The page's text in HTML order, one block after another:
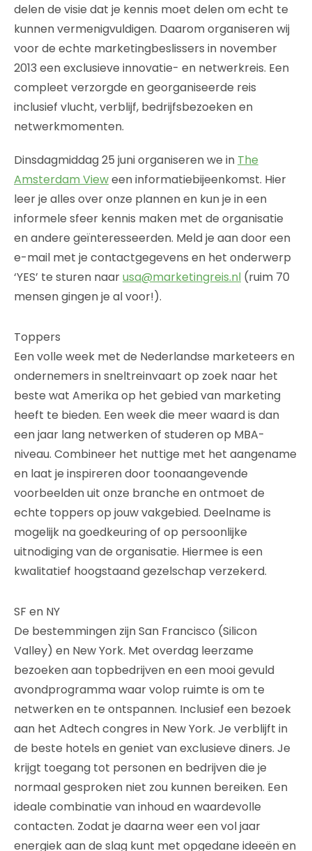
delen de visie dat je kennis moet delen om echt te
kunnen vermenigvuldigen. Daarom organiseren wij
voor de echte marketingbeslissers in november
2013 een exclusieve innovatie- en netwerkreis. Een
compleet verzorgde en georganiseerde reis
inclusief vlucht, verblijf, bedrijfsbezoeken en
netwerkmomenten.
Dinsdagmiddag 25 juni organiseren we in The
Amsterdam Vieween informatiebijeenkomst. Hier
leer je alles over onze plannen en kun je in een
informele sfeer kennis maken met de organisatie
en andere geïnteresseerden. Meld je aan door een
e-mail met je contactgegevens en het onderwerp
‘YES’ te sturen naarusa@marketingreis.nl (ruim 70
mensen gingen je al voor!).
Toppers
Een volle week met de Nederlandse marketeers en
ondernemers in sneltreinvaart op zoek naar het
beste wat Amerika op het gebied van marketing
heeft te bieden. Een week die meer waard is dan
een jaar lang netwerken of studeren op MBA-
niveau. Combineer het nuttige met het aangename
en laat je inspireren door toonaangevende
voorbeelden uit onze branche en ontmoet de
echte toppers op jouw vakgebied. Deelname is
mogelijk na goedkeuring of op persoonlijke
uitnodiging van de organisatie. Hiermee is een
kwalitatief hoogstaand gezelschap verzekerd.
SF en NY
De bestemmingen zijn San Francisco (Silicon
Valley) en New York. Met overdag leerzame
bezoeken aan topbedrijven en een mooi gevuld
avondprogramma waar volop ruimte is om te
netwerken en te ontspannen. Inclusief een bezoek
aan het Adtech congres in New York. Je verblijft in
de beste hotels en geniet van exclusieve diners. Je
krijgt toegang tot personen en bedrijven die je
normaal gesproken niet zou kunnen bereiken. Een
ideale combinatie van inhoud en waardevolle
contacten. Zodat je daarna weer een vol jaar
energiek aan de slag kunt met opgedane ideeën en